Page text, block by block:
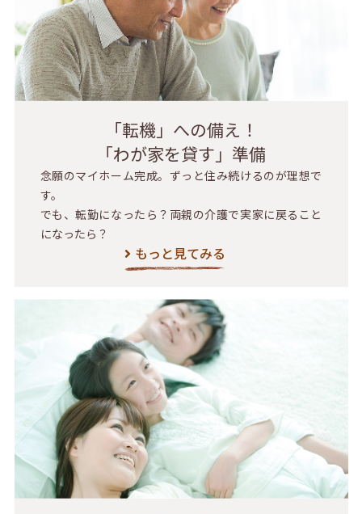
「転機」への備え！
「わが家を貸す」準備
念願のマイホーム完成。ずっと住み続けるのが理想で
す。
でも、転勤になったら？両親の介護で実家に戻ること
になったら？
もっと見てみる